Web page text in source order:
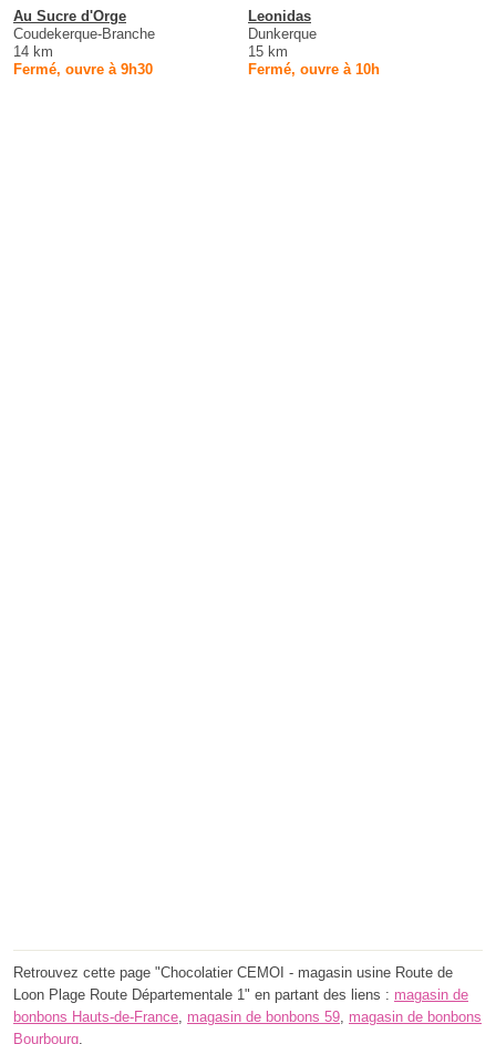
Au Sucre d'Orge
Coudekerque-Branche
14 km
Fermé, ouvre à 9h30
Leonidas
Dunkerque
15 km
Fermé, ouvre à 10h
Retrouvez cette page "Chocolatier CEMOI - magasin usine Route de
Loon Plage Route Départementale 1" en partant des liens : magasin de
bonbons Hauts-de-France magasin de bonbons 59 magasin de bonbons
Bourbourg